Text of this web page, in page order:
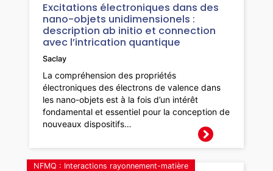
Excitations électroniques dans des
nano-objets unidimensionels :
description ab initio et connection
avec l’intrication quantique
Saclay
La compréhension des propriétés
électroniques des électrons de valence dans
les nano-objets est à la fois d’un intérêt
fondamental et essentiel pour la conception de
nouveaux dispositifs…
NFMQ : Interactions rayonnement-matière